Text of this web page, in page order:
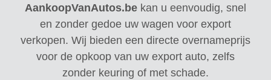
AankoopVanAutos.be kan u eenvoudig, snel
en zonder gedoe uw wagen voor export
verkopen. Wij bieden een directe overnameprijs
voor de opkoop van uw export auto, zelfs
zonder keuring of met schade.